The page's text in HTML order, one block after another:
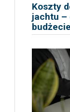
Koszty
jachtu –